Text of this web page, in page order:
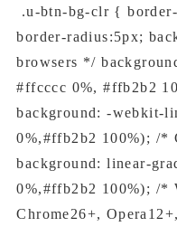
.u-btn-bg-clr {
border-radius:5px;
browsers */
#ffcccc 0%, #ffb2b2
background: -webkit-
0%,#ffb2b2 100%); /*
background: linear-
0%,#ffb2b2 100%); /*
Chrome26+,